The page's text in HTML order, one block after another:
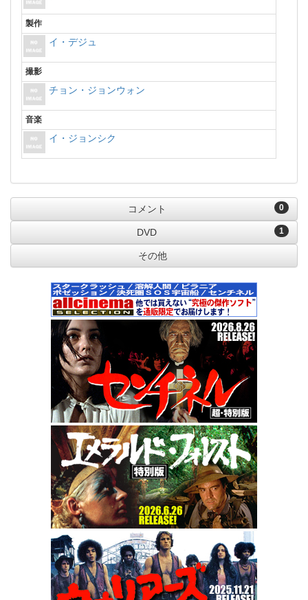
製作
イ・デジュ
撮影
チョン・ジョンウォン
音楽
イ・ジョンシク
0
コメント
1
DVD
その他